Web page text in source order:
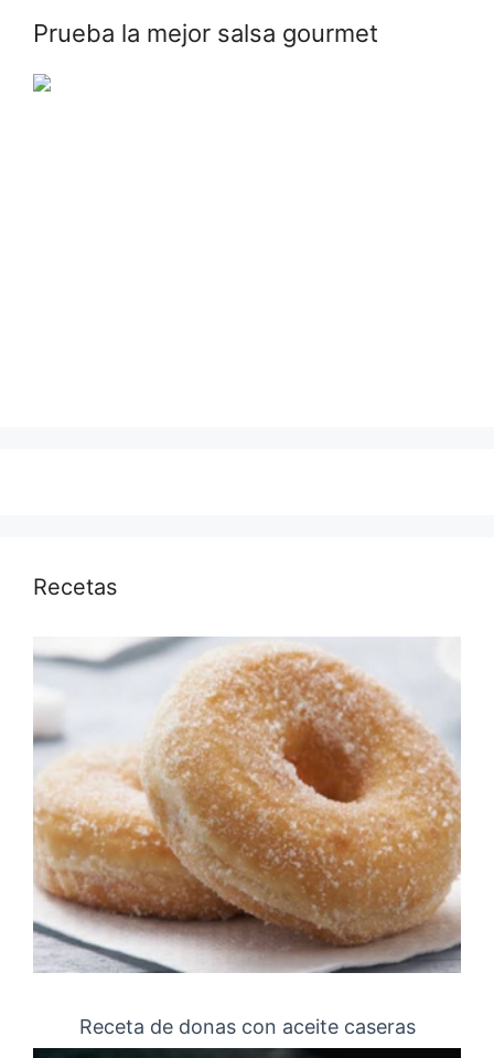
Prueba la mejor salsa gourmet
Recetas
Receta de donas con aceite caseras